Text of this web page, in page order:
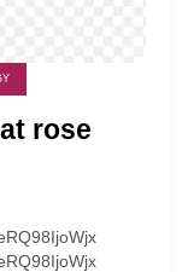
rose